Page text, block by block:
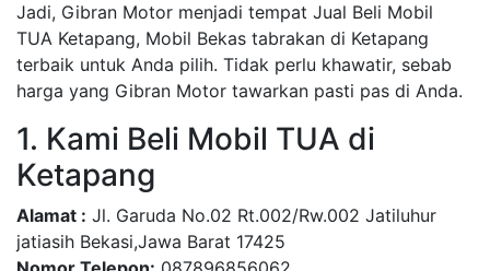
Jadi, Gibran Motor menjadi tempat Jual Beli Mobil
TUA Ketapang, Mobil Bekas tabrakan di Ketapang
terbaik untuk Anda pilih. Tidak perlu khawatir, sebab
harga yang Gibran Motor tawarkan pasti pas di Anda.
1. Kami Beli Mobil TUA di
Ketapang
Alamat : Jl. Garuda No.02 Rt.002/Rw.002 Jatiluhur
jatiasih Bekasi,Jawa Barat 17425